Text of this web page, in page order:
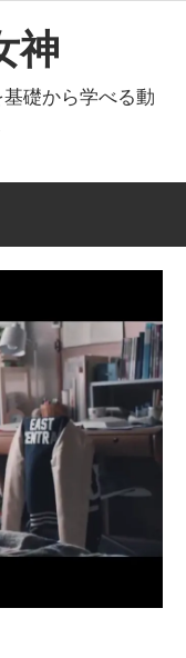
神
礎から学べる動